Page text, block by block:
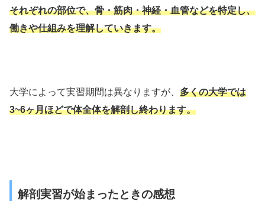
それぞれの部位で、骨・筋肉・神経・血管などを特定し、
働きや仕組みを理解していきます。
大学によって実習期間は異なりますが、 多くの大学では
3~6ヶ月ほどで体全体を解剖し終わります。
解剖実習が始まったときの感想